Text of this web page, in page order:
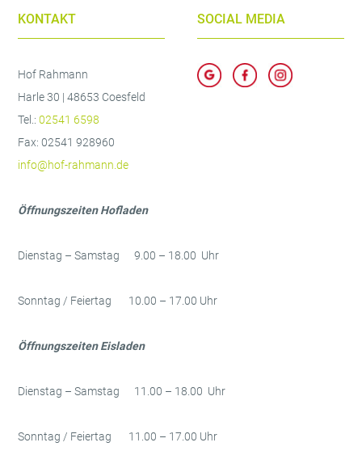
KONTAKT
Hof Rahmann
Harle 30 | 48653 Coesfeld
Tel.:02541 6598
Fax: 02541 928960
info@hof-rahmann.de
SOCIAL MEDIA
Öffnungszeiten Hofladen
Dienstag – Samstag 9.00 – 18.00 Uhr
Sonntag / Feiertag 10.00 – 17.00 Uhr
Öffnungszeiten Eisladen
Dienstag – Samstag 11.00 – 18.00 Uhr
Sonntag / Feiertag 11.00 – 17.00 Uhr